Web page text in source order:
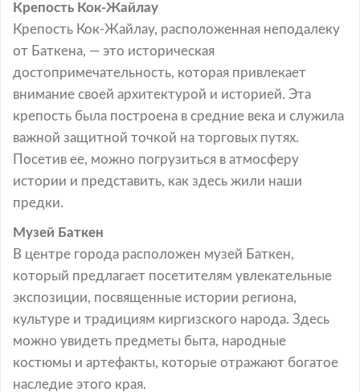
Крепость Кок-Жайлау
Крепость Кок-Жайлау, расположенная неподалеку
от Баткена, — это историческая
достопримечательность, которая привлекает
внимание своей архитектурой и историей. Эта
крепость была построена в средние века и служила
важной защитной точкой на торговых путях.
Посетив ее, можно погрузиться в атмосферу
истории и представить, как здесь жили наши
предки.
Музей Баткен
В центре города расположен музей Баткен,
который предлагает посетителям увлекательные
экспозиции, посвященные истории региона,
культуре и традициям киргизского народа. Здесь
можно увидеть предметы быта, народные
костюмы и артефакты, которые отражают богатое
наследие этого края.